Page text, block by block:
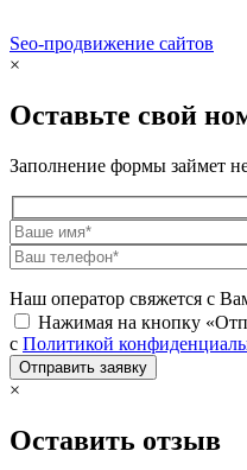
Seo-продвижение сайтов
×
Оставьте свой
Заполнение формы займет
Наш оператор свяжется с
Нажимая на кнопку
с Политикой
×
Оставить отзыв